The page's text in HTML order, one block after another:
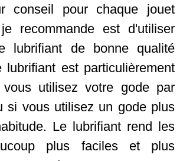
conseil pour chaque jouet
recommande est d'utiliser
lubrifiant de bonne qualité
est particulièrement
utilisez votre gode par
si vous utilisez un gode plus
Le lubrifiant rend les
plus faciles et plus